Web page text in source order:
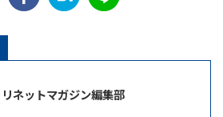
リネットマガジン編集部